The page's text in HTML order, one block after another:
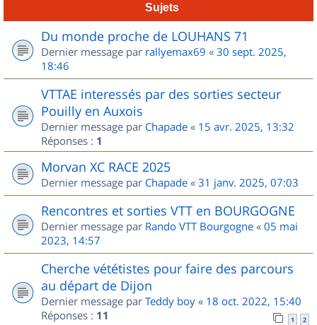
Sujets
Du monde proche de LOUHANS 71
Dernier message par rallyemax69 « 30 sept. 2025,
18:46
VTTAE interessés par des sorties secteur
Pouilly en Auxois
Dernier message par Chapade « 15 avr. 2025, 13:32
Réponses : 1
Morvan XC RACE 2025
Dernier message par Chapade « 31 janv. 2025, 07:03
Rencontres et sorties VTT en BOURGOGNE
Dernier message par Rando VTT Bourgogne « 05 mai
2023, 14:57
Cherche vététistes pour faire des parcours
au départ de Dijon
Dernier message par Teddy boy « 18 oct. 2022, 15:40
Réponses : 11 1 2